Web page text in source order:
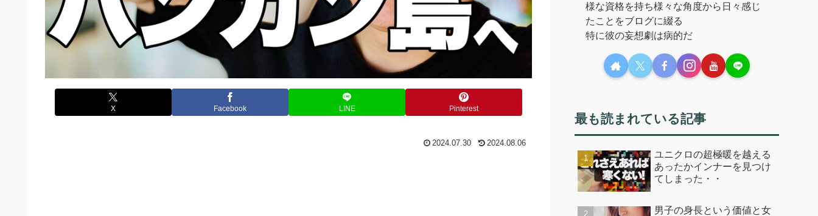
X Facebook LINE Pinterest
2024.07.30 2024.08.06
様な資格を持ち様々な角度から日々感じ
たことをブログに綴る
特に彼の妄想劇は病的だ
最も読まれている記事
ユニクロの超極暖を越える
あったかインナーを見つけ
てしまった・・
男子の身長という価値と女